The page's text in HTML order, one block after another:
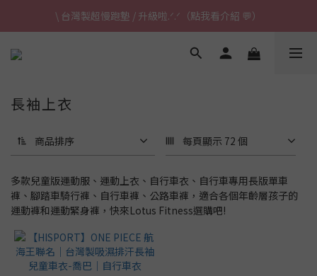
\ 台灣製超慢跑墊 / 升級啦.ᐟ.ᐟ（點我看介紹 💬）
\ 台灣製超慢跑墊 / 升級啦.ᐟ.ᐟ（點我看介紹 💬）
✈ 港澳免運｜滿HK$1,239免運 (指定商品)
長袖上衣
商品排序 每頁顯示 72 個
多款兒童版運動服、運動上衣、自行車衣、自行車專用長版單車
褲、腳踏車騎行褲、自行車褲、公路車褲，適合各個年齡層孩子的
運動褲和運動緊身褲，快來Lotus Fitness選購吧!